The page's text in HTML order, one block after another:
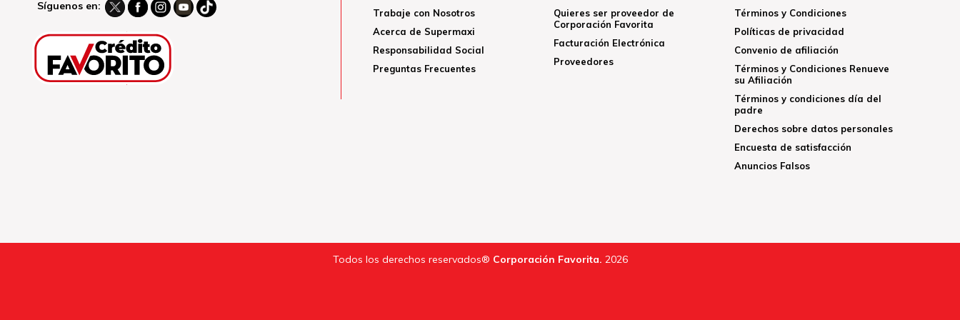
Síguenos en:
Trabaje con Nosotros
Acerca de Supermaxi
Responsabilidad Social
Preguntas Frecuentes
Quieres ser proveedor de
Corporación Favorita
Facturación Electrónica
Proveedores
Términos y Condiciones
Políticas de privacidad
Convenio de afiliación
Términos y Condiciones Renueve
su Afiliación
Términos y condiciones día del
padre
Derechos sobre datos personales
Encuesta de satisfacción
Anuncios Falsos
Todos los derechos reservados® Corporación Favorita. 2026